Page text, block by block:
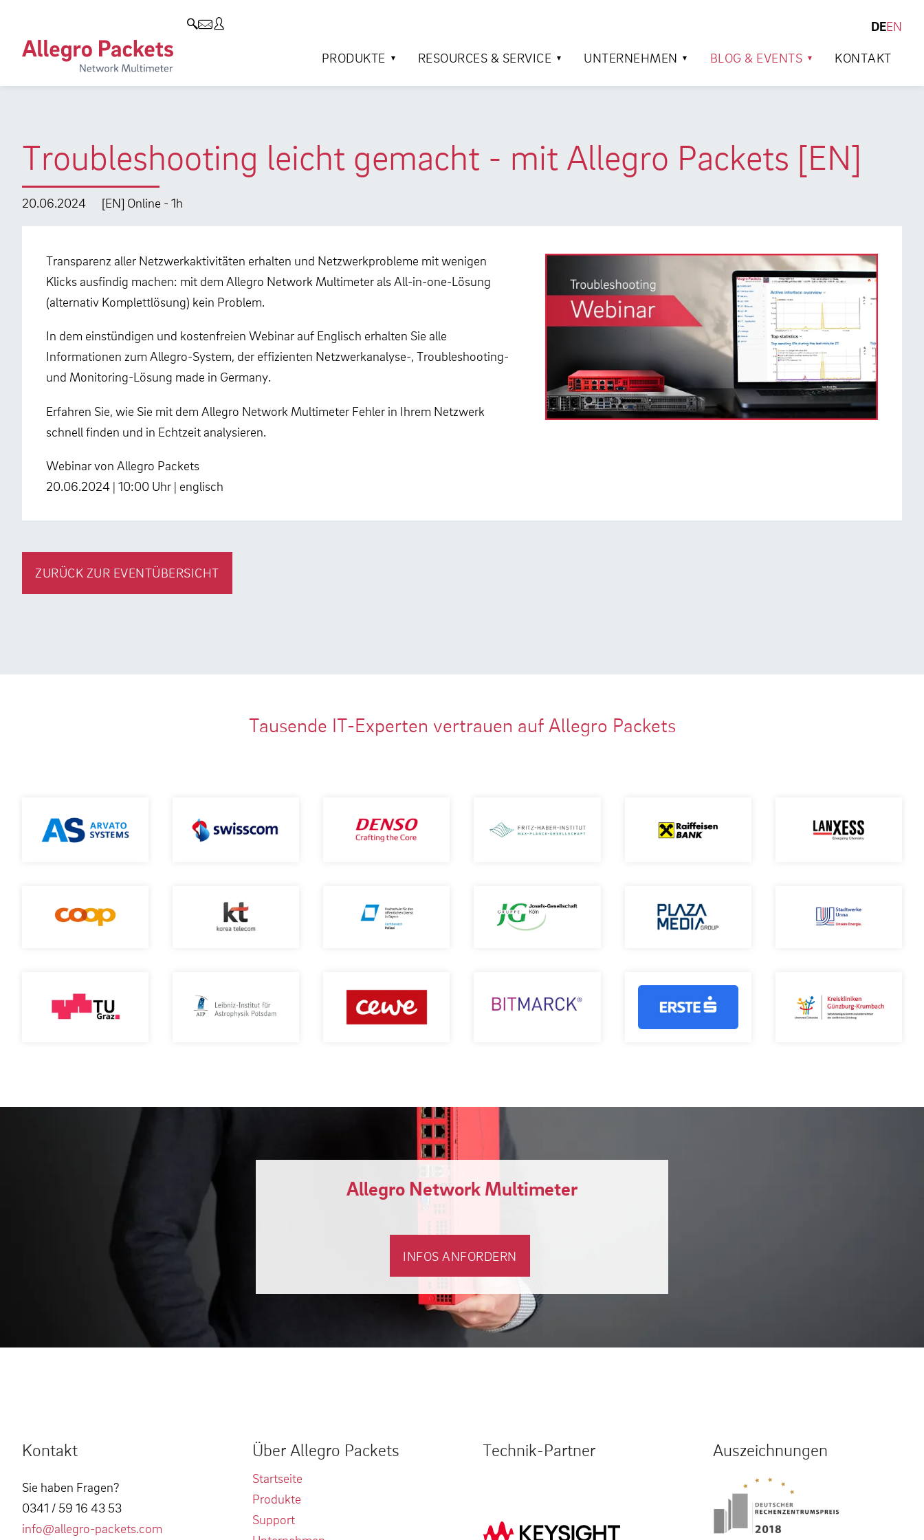
DEEN
PRODUKTE
RESOURCES & SERVICE UNTERNEHMEN BLOG & EVENTS KONTAKT
Troubleshooting leicht gemacht - mit Allegro Packets [EN]
20.06.2024 [EN] Online - 1h
Transparenz aller Netzwerkaktivitäten erhalten und Netzwerkprobleme mit wenigen
Klicks ausfindig machen: mit dem Allegro Network Multimeter als All-in-one-Lösung
(alternativ Komplettlösung) kein Problem.
In dem einstündigen und kostenfreien Webinar auf Englisch erhalten Sie alle
Informationen zum Allegro-System, der effizienten Netzwerkanalyse-, Troubleshooting-
und Monitoring-Lösung made in Germany.
Erfahren Sie, wie Sie mit dem Allegro Network Multimeter Fehler in Ihrem Netzwerk
schnell finden und in Echtzeit analysieren.
Webinar von Allegro Packets
20.06.2024 | 10:00 Uhr | englisch
ZURÜCK ZUR EVENTÜBERSICHT
Tausende IT-Experten vertrauen auf Allegro Packets
Allegro Network Multimeter
INFOS ANFORDERN
Kontakt
Sie haben Fragen?
0341 / 59 16 43 53
info@allegro-packets.com
Über Allegro Packets
Startseite
Produkte
Support
Technik-Partner Auszeichnungen
Allegro Network Multimeter
Analyse-Module
Resources & Service
Use Cases
Solution Briefs
Case Studies
Videos
Produkt-Handbuch
Unternehmen
Unternehmen
Kunden
Umweltschutz
Forschung und Lehre